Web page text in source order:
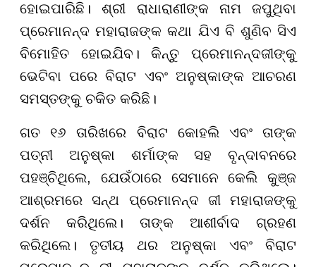
ହୋଇପାରିଛି। ଶ୍ରୀ ରାଧାରାଣୀଙ୍କ ନାମ ଜପୁଥିବା
ପ୍ରେମାନନ୍ଦ ମହାରାଜଙ୍କ କଥା ଯିଏ ବି ଶୁଣିବ ସିଏ
ବିମୋହିତ ହୋଇଯିବ। କିନ୍ତୁ ପ୍ରେମାନନ୍ଦଜୀଙ୍କୁ
ଭେଟିବା ପରେ ବିରାଟ ଏବଂ ଅନୁଷ୍କାଙ୍କ ଆଚରଣ
ସମସ୍ତଙ୍କୁ ଚକିତ କରିଛି।
ଗତ ୧୬ ତାରିଖରେ ବିରାଟ କୋହଲି ଏବଂ ତାଙ୍କ
ପତ୍ନୀ ଅନୁଷ୍କା ଶର୍ମାଙ୍କ ସହ ବୃନ୍ଦାବନରେ
ପହଞ୍ଚିଥିଲେ, ଯେଉଁଠାରେ ସେମାନେ କେଲି କୁଞ୍ଜ
ଆଶ୍ରମରେ ସନ୍ଥ ପ୍ରେମାନନ୍ଦ ଜୀ ମହାରାଜଙ୍କୁ
ଦର୍ଶନ କରିଥିଲେ। ତାଙ୍କ ଆଶୀର୍ବାଦ ଗ୍ରହଣ
କରିଥିଲେ। ତୃତୀୟ ଥର ଅନୁଷ୍କା ଏବଂ ବିରାଟ